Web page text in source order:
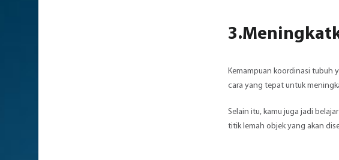
Kemampuan koordinasi tubuh
cara yang tepat untuk
Selain itu, kamu juga jadi
titik lemah objek yang akan